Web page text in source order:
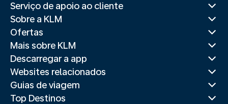
Serviço de apoio ao cliente
Sobre a KLM
Ofertas
Mais sobre KLM
Descarregar a app
Websites relacionados
Guias de viagem
Top Destinos